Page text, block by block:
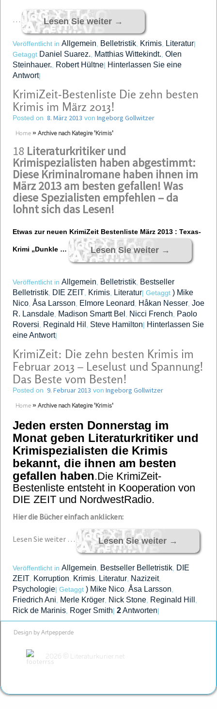
… Lesen Sie weiter →
Veröffentlicht in Allgemein Belletristik Krimis Literatur|
Getaggt Daniel Suarez. Matthias Wittekindt. Olen
Steinhauer.
Robert Hültne| Hinterlassen Sie eine
Antwort|
KrimiZeit-Bestenliste Die zehn besten
Krimis im März 2013!
Posted on 8. März 2013 von Ingeborg Gollwitzer
Home » Archive nach Kategire 'Krimis'
18 Literaturkritiker und
Krimispezialisten haben abgestimmt:
Diese Kriminalromane haben ihnen im
März 2013 am besten gefallen! Was
diese Spezialisten empfehlen – da
lohnt sich das Lesen!
Etwas zur neuen KrimiZeit Bestenliste März 2013 : Texas-
Krimi „Dunkle … Lesen Sie weiter →
Veröffentlicht in Allgemein Belletristik Bestseller
Belletristik DIE ZEIT Krimis Literatur| Getaggt ) Mike
Nico Åsa Larsson Elmore Leonard Håkan Nesser Joe
R. Lansdale Madison Smartt Bel Nicci French
Paolo
Roversi
Reginald Hil Steve Hamilton| Hinterlassen Sie
eine Antwort|
KrimiZeit: Die zehn besten Krimis im
Februar 2013 – Leselust und Spannung!
Das Beste vom Besten!
Posted on 9. Februar 2013 von Ingeborg Gollwitzer
Home » Archive nach Kategire 'Krimis'
Jeden ersten Donnerstag im
Monat geben Literaturkritiker und
Krimispezialisten die Krimis
bekannt, die ihnen am besten
gefallen haben.Die KrimiZeit-
Bestenliste entsteht in Kooperation von
DIE ZEIT und NordwestRadio.
Hier die Bücher einfach anklicken:
Lesen Sie weiter … Lesen Sie weiter →
Veröffentlicht in Allgemein Bestseller Belletristik DIE
ZEIT Korruption Krimis Literatur Nazizeit,
Psychologie| Getaggt ) Mike Nico Åsa Larsson
Friedrich Ani Merle Kröger Nick Stone Reginald Hill
Rick de Marinis Roger Smith| 2Antworten|
2026 © Literaturkurier.net
Design by Artpepper.de